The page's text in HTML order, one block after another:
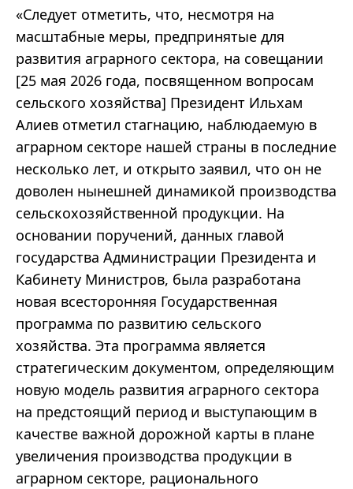
«Следует отметить, что, несмотря на
масштабные меры, предпринятые для
развития аграрного сектора, на совещании
[25 мая 2026 года, посвященном вопросам
сельского хозяйства] Президент Ильхам
Алиев отметил стагнацию, наблюдаемую в
аграрном секторе нашей страны в последние
несколько лет, и открыто заявил, что он не
доволен нынешней динамикой производства
сельскохозяйственной продукции. На
основании поручений, данных главой
государства Администрации Президента и
Кабинету Министров, была разработана
новая всесторонняя Государственная
программа по развитию сельского
хозяйства. Эта программа является
стратегическим документом, определяющим
новую модель развития аграрного сектора
на предстоящий период и выступающим в
качестве важной дорожной карты в плане
увеличения производства продукции в
аграрном секторе, рационального